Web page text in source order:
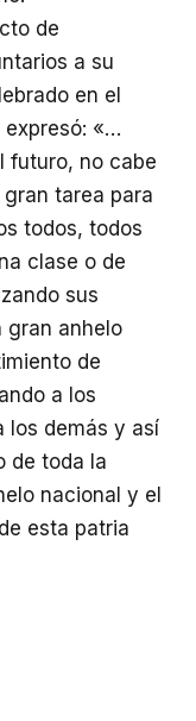
de
a su
en el
expresó: «…
futuro, no cabe
tarea para
todos, todos
clase o de
sus
gran anhelo
de
a los
los demás y así
de toda la
nacional y el
esta patria